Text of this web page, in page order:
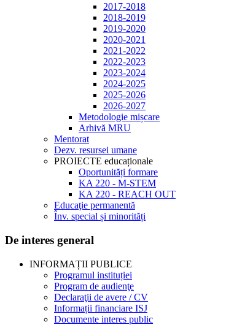
2017-2018
2018-2019
2019-2020
2020-2021
2021-2022
2022-2023
2023-2024
2024-2025
2025-2026
2026-2027
Metodologie mișcare
Arhivă MRU
Mentorat
Dezv. resursei umane
PROIECTE educaționale
Oportunități formare
KA 220 - M-STEM
KA 220 - REACH OUT
Educaţie permanentă
Înv. special și minorități
De interes general
INFORMAȚII PUBLICE
Programul instituției
Program de audienţe
Declaraţii de avere / CV
Informații financiare ISJ
Documente interes public